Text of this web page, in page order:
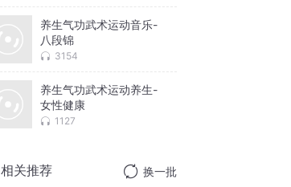
养生气功武术运动音乐-
八段锦
3154
养生气功武术运动养生-
女性健康
1127
相关推荐 换一批